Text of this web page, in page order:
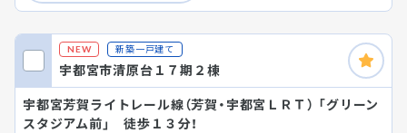
NEW 新築一戸建て
宇都宮市清原台１７期２棟
宇都宮芳賀ライトレール線（芳賀・宇都宮ＬＲＴ） 「グリーン
スタジアム前」 徒歩１３分！